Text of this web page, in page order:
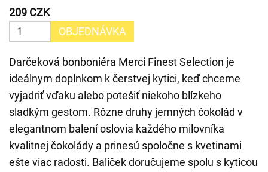
209 CZK
OBJEDNÁVKA
Darčeková bonboniéra Merci Finest Selection je
ideálnym doplnkom k čerstvej kytici, keď chceme
vyjadriť vďaku alebo potešiť niekoho blízkeho
sladkým gestom. Rôzne druhy jemných čokolád v
elegantnom balení oslovia každého milovníka
kvalitnej čokolády a prinesú spoločne s kvetinami
ešte viac radosti. Balíček doručujeme spolu s kyticou